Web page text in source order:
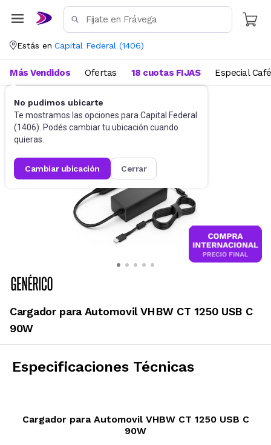
Estás en Capital Federal (1406)
No pudimos ubicarte
Te mostramos las opciones para Capital Federal
(1406). Podés cambiar tu ubicación cuando
quieras.
cambiar ubicación cerrar
Más Vendidos Ofertas 18 cuotas FIJAS Especial Café
Cargadores Cargadores para auto
Cargador para Automovil VHBW CT 1250 USB C
90W
Especificaciones Técnicas
Cargador para Automovil VHBW CT 1250 USB C
90W